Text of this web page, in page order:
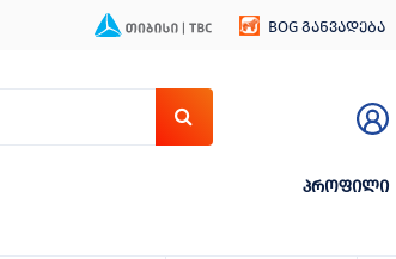
BOG განვადება
პროფილი